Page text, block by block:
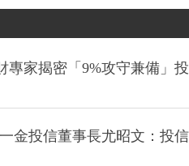
專家揭密「9%攻守兼備」投
金投信董事長尤昭文：投信